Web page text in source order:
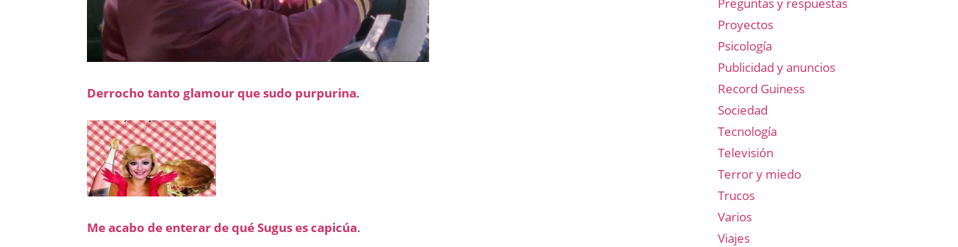
Derrocho tanto glamour que sudo purpurina.
Me acabo de enterar de qué Sugus es capicúa.
Proyectos
Psicología
Publicidad y anuncios
Record Guiness
Sociedad
Tecnología
Televisión
Terror y miedo
Trucos
Varios
Viajes